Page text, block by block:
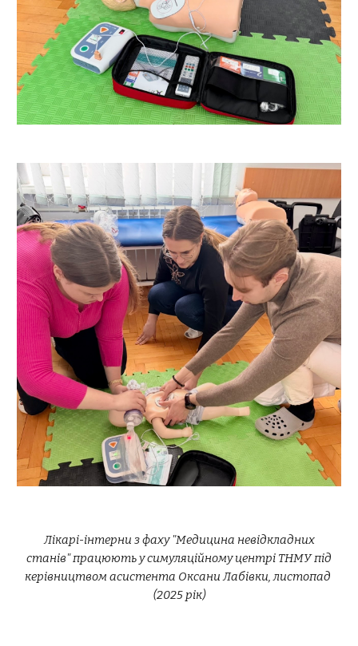
Лікарі-інтерни з фаху "Медицина невідкладних
станів" працюють у симуляційному центрі ТНМУ під
керівництвом асистента Оксани Лабівки, листопад
(2025 рік)